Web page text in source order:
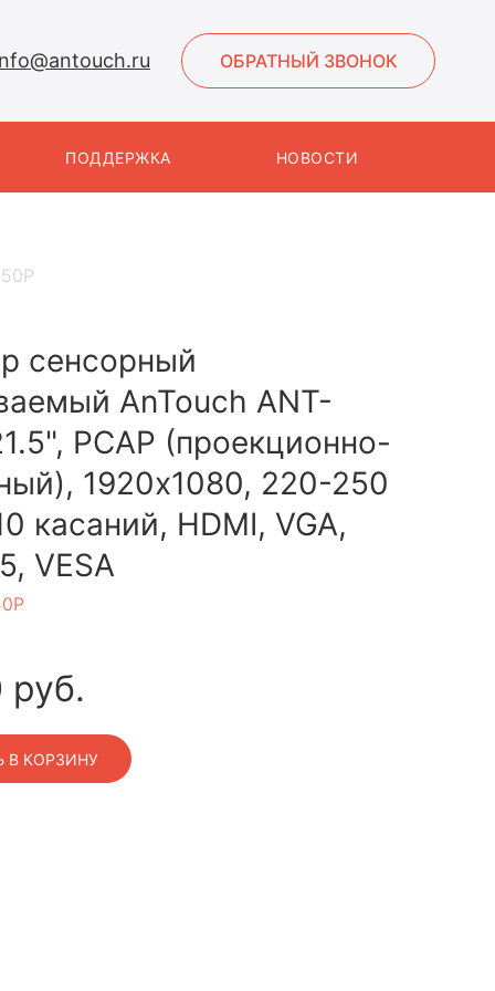
ОБРАТНЫЙ ЗВОНОК
ПОДДЕРЖКА НОВОСТИ
сенсорный
AnTouch ANT-
PCAP (проекционно-
1920х1080, 220-250
касаний, HDMI, VGA,
VESA
руб.
В КОРЗИНУ